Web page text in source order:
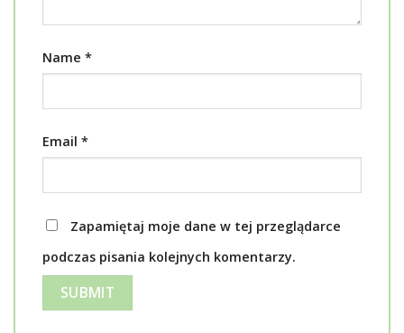
Name *
Email *
Zapamiętaj moje dane w tej przeglądarce
podczas pisania kolejnych komentarzy.